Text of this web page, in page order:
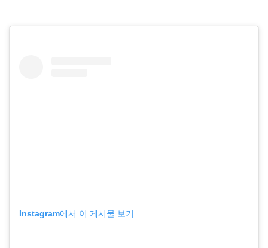
Instagram에서 이 게시물 보기